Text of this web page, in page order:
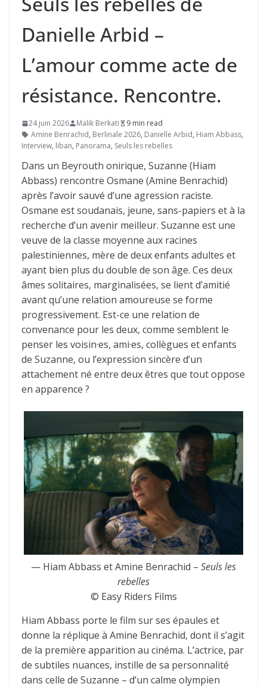
Danielle Arbid –
L’amour comme acte de
résistance. Rencontre.
24 juin 2026 Malik Berkati
9 min read
Amine Benrachid, Berlinale 2026, Danielle Arbid, Hiam Abbass,
Interview, liban, Panorama, Seuls les rebelles
Dans un Beyrouth onirique, Suzanne (Hiam
Abbass) rencontre Osmane (Amine Benrachid)
après l’avoir sauvé d’une agression raciste.
Osmane est soudanais, jeune, sans-papiers et à la
recherche d’un avenir meilleur. Suzanne est une
veuve de la classe moyenne aux racines
palestiniennes, mère de deux enfants adultes et
ayant bien plus du double de son âge. Ces deux
âmes solitaires, marginalisées, se lient d’amitié
avant qu’une relation amoureuse se forme
progressivement. Est-ce une relation de
convenance pour les deux, comme semblent le
penser les voisin·es, ami·es, collègues et enfants
de Suzanne, ou l’expression sincère d’un
attachement né entre deux êtres que tout oppose
en apparence ?
— Hiam Abbass et Amine Benrachid – Seuls les
rebelles
© Easy Riders Films
Hiam Abbass porte le film sur ses épaules et
donne la réplique à Amine Benrachid, dont il s’agit
de la première apparition au cinéma. L’actrice, par
de subtiles nuances, instille de sa personnalité
dans celle de Suzanne – d’un calme olympien